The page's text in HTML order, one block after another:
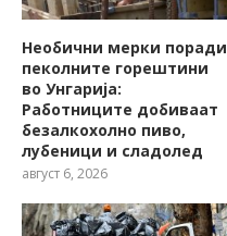
Необични мерки поради
пеколните горештини
во Унгарија:
Работниците добиваат
безалкохолно пиво,
лубеници и сладолед
август 6, 2026